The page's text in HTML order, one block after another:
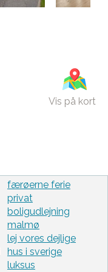
Vis på kort
færøerne ferie
privat
boligudlejning
malmø
lej vores dejlige
hus i sverige
luksus